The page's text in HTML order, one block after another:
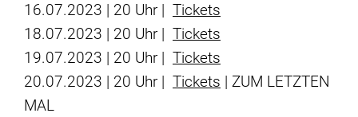
16.07.2023 | 20 Uhr | Tickets
18.07.2023 | 20 Uhr | Tickets
19.07.2023 | 20 Uhr | Tickets
20.07.2023 | 20 Uhr | Tickets | ZUM LETZTEN
MAL